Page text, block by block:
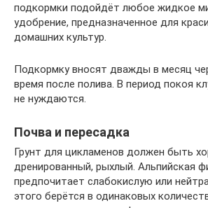
подкормки подойдёт любое жидкое
удобрение, предназначенное для
домашних культур.
Подкормку вносят дважды в месяц
время после полива. В период покоя
не нуждаются.
Почва и пересадка
Грунт для цикламенов должен быть
дренированный, рыхлый. Альпийская
предпочитает слабокислую или
этого берётся в одинаковых